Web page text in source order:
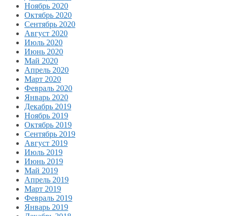
Ноябрь 2020
Октябрь 2020
Сентябрь 2020
Август 2020
Июль 2020
Июнь 2020
Май 2020
Апрель 2020
Март 2020
Февраль 2020
Январь 2020
Декабрь 2019
Ноябрь 2019
Октябрь 2019
Сентябрь 2019
Август 2019
Июль 2019
Июнь 2019
Май 2019
Апрель 2019
Март 2019
Февраль 2019
Январь 2019